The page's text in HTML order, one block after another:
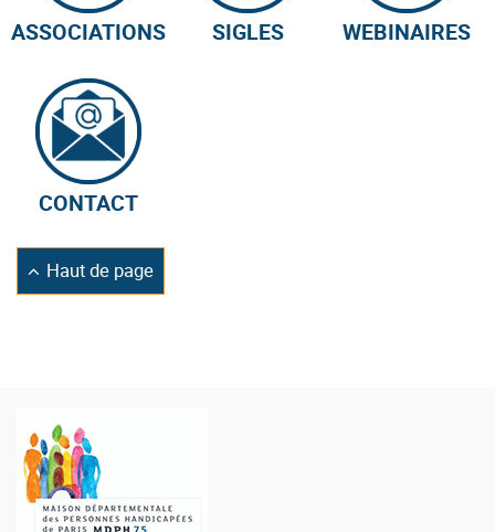
ASSOCIATIONS SIGLES WEBINAIRES
CONTACT
Retourner
en
Haut de page
Logo
de
la
MDPH